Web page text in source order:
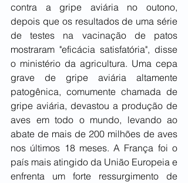
contra a gripe aviária no outono,
depois que os resultados de uma série
de testes na vacinação de patos
mostraram "eficácia satisfatória", disse
o ministério da agricultura. Uma cepa
grave de gripe aviária altamente
patogênica, comumente chamada de
gripe aviária, devastou a produção de
aves em todo o mundo, levando ao
abate de mais de 200 milhões de aves
nos últimos 18 meses. A França foi o
país mais atingido da União Europeia e
enfrenta um forte ressurgimento de